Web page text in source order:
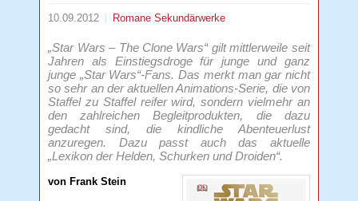
10.09.2012 RomaneSekundärwerke
„Star Wars – The Clone Wars“ gilt mittlerweile seit
Jahren als Einstiegsdroge für junge und ganz
junge „Star Wars“-Fans. Das merkt man gar nicht
so sehr an der aktuellen Animations-Serie, die von
Staffel zu Staffel reifer wird, sondern vielmehr an
den zahlreichen Begleitprodukten, die dazu
gedacht sind, die kindliche Abenteuerlust
anzuregen. Dazu passt auch das aktuelle
„Lexikon der Helden, Schurken und Droiden“.
von Frank Stein